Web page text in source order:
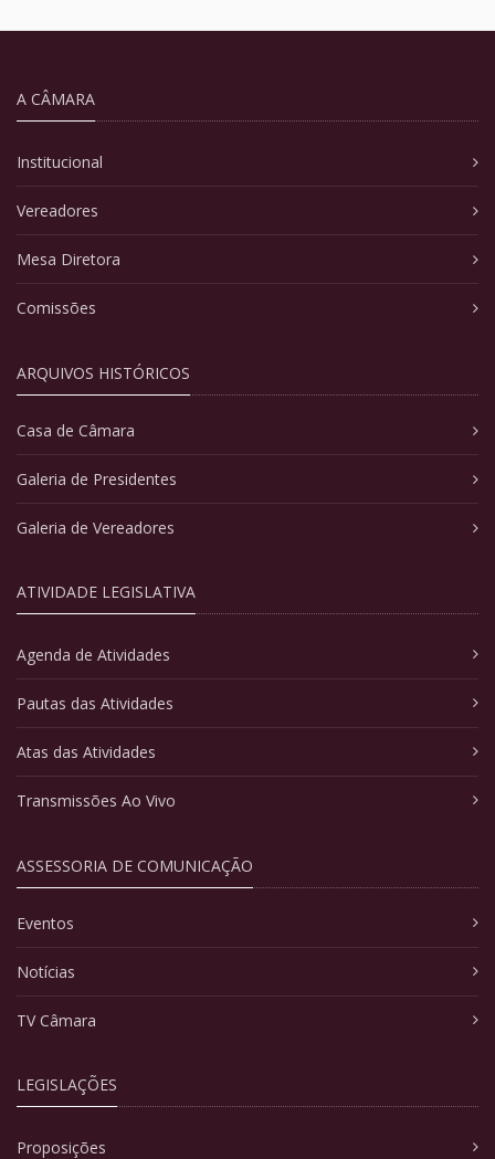
A CÂMARA
Institucional
Vereadores
Mesa Diretora
Comissões
ARQUIVOS HISTÓRICOS
Casa de Câmara
Galeria de Presidentes
Galeria de Vereadores
ATIVIDADE LEGISLATIVA
Agenda de Atividades
Pautas das Atividades
Atas das Atividades
Transmissões Ao Vivo
ASSESSORIA DE COMUNICAÇÃO
Eventos
Notícias
TV Câmara
LEGISLAÇÕES
Proposições